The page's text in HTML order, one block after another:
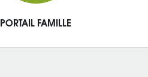
PORTAIL FAMILLE